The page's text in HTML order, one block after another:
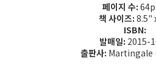
페이지 수:
책 사이즈: 8.5"
ISBN:
발매일: 2015-
출판사: Martingale